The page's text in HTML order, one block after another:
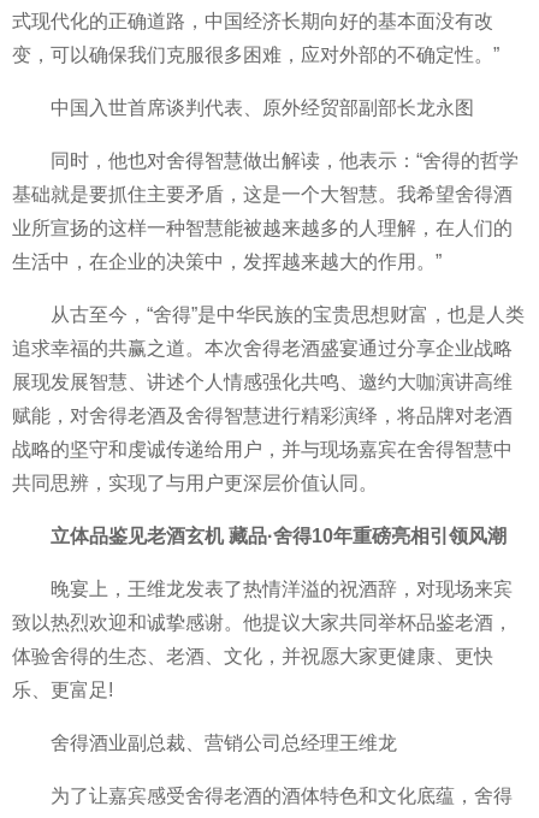
式现代化的正确道路，中国经济长期向好的基本面没有改
变，可以确保我们克服很多困难，应对外部的不确定性。”
中国入世首席谈判代表、原外经贸部副部长龙永图
同时，他也对舍得智慧做出解读，他表示：“舍得的哲学
基础就是要抓住主要矛盾，这是一个大智慧。我希望舍得酒
业所宣扬的这样一种智慧能被越来越多的人理解，在人们的
生活中，在企业的决策中，发挥越来越大的作用。”
从古至今，“舍得”是中华民族的宝贵思想财富，也是人类
追求幸福的共赢之道。本次舍得老酒盛宴通过分享企业战略
展现发展智慧、讲述个人情感强化共鸣、邀约大咖演讲高维
赋能，对舍得老酒及舍得智慧进行精彩演绎，将品牌对老酒
战略的坚守和虔诚传递给用户，并与现场嘉宾在舍得智慧中
共同思辨，实现了与用户更深层价值认同。
立体品鉴见老酒玄机 藏品·舍得10年重磅亮相引领风潮
晚宴上，王维龙发表了热情洋溢的祝酒辞，对现场来宾
致以热烈欢迎和诚挚感谢。他提议大家共同举杯品鉴老酒，
体验舍得的生态、老酒、文化，并祝愿大家更健康、更快
乐、更富足!
舍得酒业副总裁、营销公司总经理王维龙
为了让嘉宾感受舍得老酒的酒体特色和文化底蕴，舍得